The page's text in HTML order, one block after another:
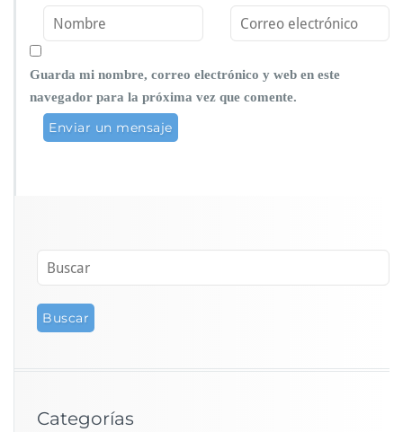
Guarda mi nombre, correo electrónico y web en este
navegador para la próxima vez que comente.
Categorías